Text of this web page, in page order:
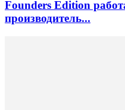
Founders Edition
производитель...